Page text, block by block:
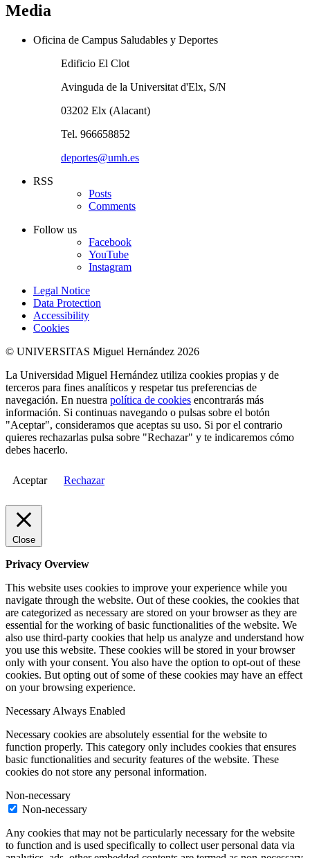
Media
Oficina de Campus Saludables y Deportes
Edificio El Clot
Avinguda de la Universitat d'Elx, S/N
03202 Elx (Alacant)
Tel. 966658852
deportes@umh.es
RSS
Posts
Comments
Follow us
Facebook
YouTube
Instagram
Legal Notice
Data Protection
Accessibility
Cookies
© UNIVERSITAS Miguel Hernández 2026
La Universidad Miguel Hernández utiliza cookies propias y de
terceros para fines analíticos y respetar tus preferencias de
navegación. En nuestra política de cookies encontrarás más
información. Si continuas navegando o pulsas sobre el botón
"Aceptar", consideramos que aceptas su uso. Si por el contrario
quieres rechazarlas pulsa sobre "Rechazar" y te indicaremos cómo
debes hacerlo.
Aceptar Rechazar
Close
Privacy Overview
This website uses cookies to improve your experience while you
navigate through the website. Out of these cookies, the cookies that
are categorized as necessary are stored on your browser as they are
essential for the working of basic functionalities of the website. We
also use third-party cookies that help us analyze and understand how
you use this website. These cookies will be stored in your browser
only with your consent. You also have the option to opt-out of these
cookies. But opting out of some of these cookies may have an effect
on your browsing experience.
Necessary Always Enabled
Necessary cookies are absolutely essential for the website to
function properly. This category only includes cookies that ensures
basic functionalities and security features of the website. These
cookies do not store any personal information.
Non-necessary
Non-necessary
Any cookies that may not be particularly necessary for the website
to function and is used specifically to collect user personal data via